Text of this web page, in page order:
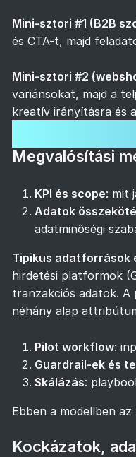
Mini-sztori #1 (B2B
és CTA-t, majd
Mini-sztori #2
variánsokat, majd a
kreatív irányításra és
Megvalósítási
KPI és scope: mit
Adatok
adatminőségi
Tipikus adatforrások
hirdetési platformok
tranzakciós adatok. A
néhány alap
Pilot workflow:
Guardrail-ek és
Skálázás:
Ebben a modellben az
Kockázatok,